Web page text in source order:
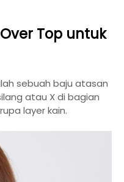
Top untuk
sebuah baju atasan
atau X di bagian
layer kain.